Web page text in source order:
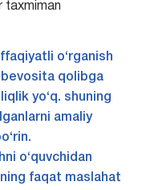
taxmiman
o‘rganish
qolibga
yo‘q. shuning
amaliy
o‘quvchidan
faqat maslahat